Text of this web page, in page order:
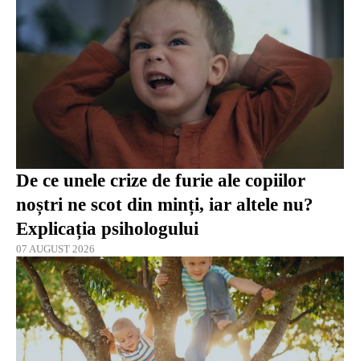
De ce unele crize de furie ale copiilor
noștri ne scot din minți, iar altele nu?
Explicația psihologului
07 AUGUST 2026